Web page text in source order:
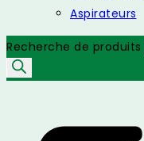
Aspirateurs
Recherche de produits